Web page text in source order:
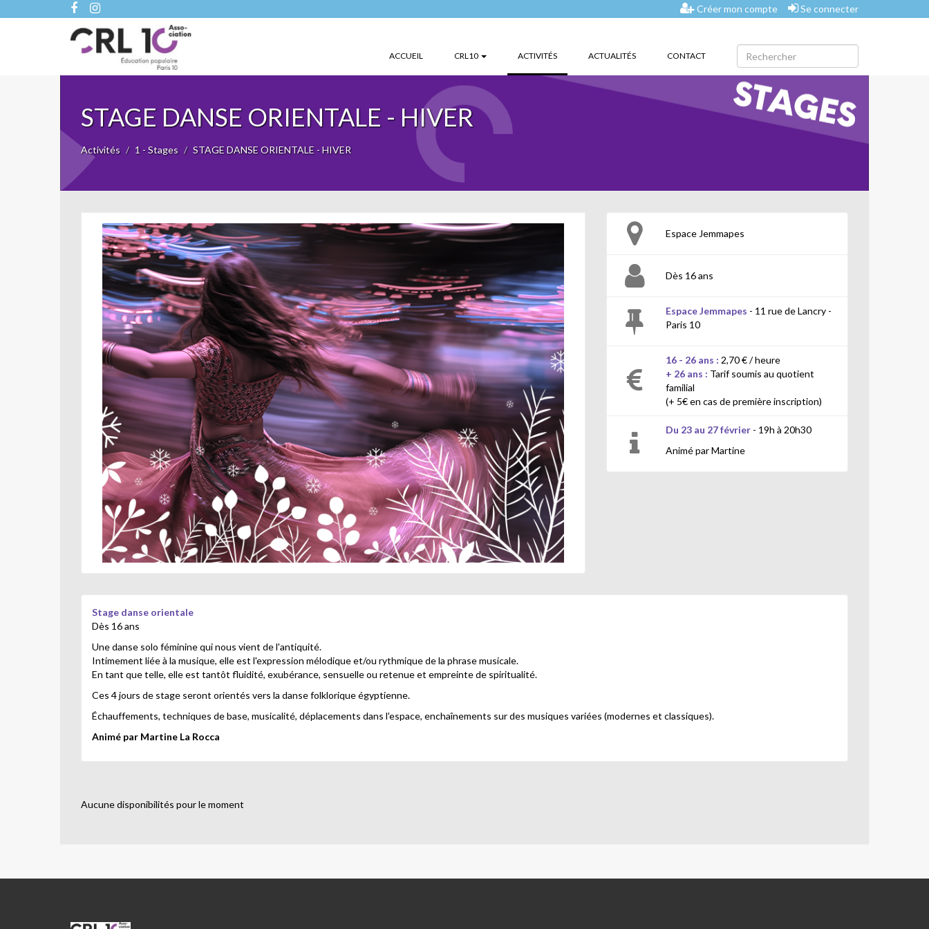
Créer mon compte Se connecter
ACCUEIL CRL10 ACTIVITÉS(CURRENT)ACTUALITÉS CONTACT
STAGE DANSE ORIENTALE - HIVER
Activités 1 - Stages STAGE DANSE ORIENTALE - HIVER
Espace Jemmapes
Dès 16 ans
Espace Jemmapes - 11 rue de Lancry -
Paris 10
16 - 26 ans : 2,70 € / heure
+ 26 ans : Tarif soumis au quotient
familial
(+ 5€ en cas de première inscription)
Du 23 au 27 février - 19h à 20h30
Animé par Martine
Stage danse orientale
Dès 16 ans
Une danse solo féminine qui nous vient de l'antiquité.
Intimement liée à la musique, elle est l'expression mélodique et/ou rythmique de la phrase musicale.
En tant que telle, elle est tantôt fluidité, exubérance, sensuelle ou retenue et empreinte de spiritualité.
Ces 4 jours de stage seront orientés vers la danse folklorique égyptienne.
Échauffements, techniques de base, musicalité, déplacements dans l'espace, enchaînements sur des musiques variées (modernes et classiques).
Animé par Martine La Rocca
Aucune disponibilités pour le moment